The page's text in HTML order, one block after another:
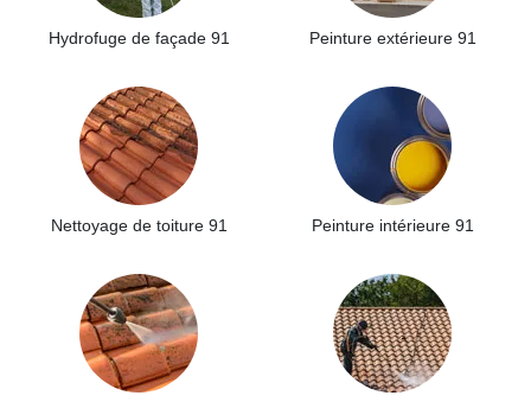
Hydrofuge de façade 91 Peinture extérieure 91
Nettoyage de toiture 91 Peinture intérieure 91